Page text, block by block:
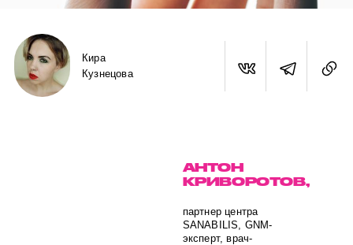
Кира
Кузнецова
АНТОН
КРИВОРОТОВ,
партнер центра
SANABILIS, GNM-
эксперт, врач-